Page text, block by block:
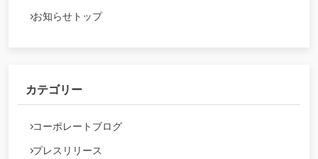
お知らせトップ
カテゴリー
コーポレートブログ
プレスリリース